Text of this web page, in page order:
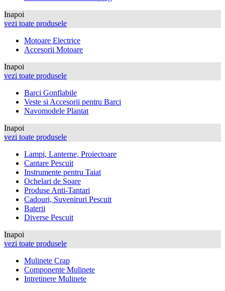
Inapoi
vezi toate produsele
Motoare Electrice
Accesorii Motoare
Inapoi
vezi toate produsele
Barci Gonflabile
Veste si Accesorii pentru Barci
Navomodele Plantat
Inapoi
vezi toate produsele
Lampi, Lanterne, Proiectoare
Cantare Pescuit
Instrumente pentru Taiat
Ochelari de Soare
Produse Anti-Tantari
Cadouri, Suveniruri Pescuit
Baterii
Diverse Pescuit
Inapoi
vezi toate produsele
Mulinete Crap
Componente Mulinete
Intretinere Mulinete